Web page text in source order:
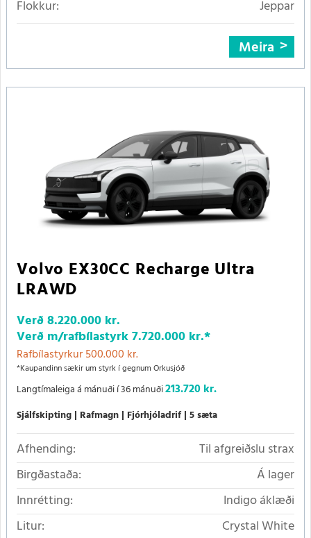
Flokkur: Jeppar
Meira
Volvo EX30CC Recharge Ultra
LRAWD
Verð8.220.000 kr.
Verð m/rafbílastyrk7.720.000 kr.*
Rafbílastyrkur 500.000 kr.
*Kaupandinn sækir um styrk í gegnum Orkusjóð
Langtímaleiga á mánuði í 36 mánuði213.720 kr.
Sjálfskipting Rafmagn Fjórhjóladrif 5 sæta
Afhending:
Til afgreiðslu strax
Birgðastaða:
Á lager
Innrétting:
Indigo áklæði
Litur:
Crystal White